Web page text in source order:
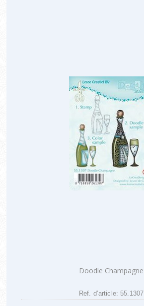
Doodle Champagne
Ref. d’article: 55.1307